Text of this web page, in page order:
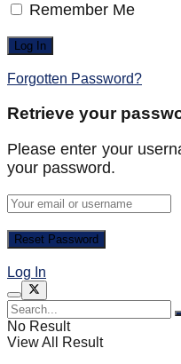
Remember Me
Forgotten Password?
Retrieve your
Please enter your
your password.
Log In
No Result
View All Result